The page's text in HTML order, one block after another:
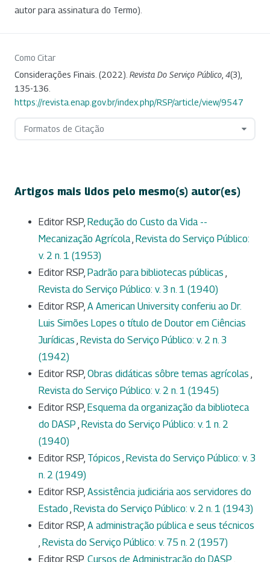
autor para assinatura do Termo).
Como Citar
Considerações Finais. (2022). Revista Do Serviço Público 4(3),
135-136.
https://revista.enap.gov.br/index.php/RSP/article/view/9547
Formatos de Citação
Artigos mais lidos pelo mesmo(s) autor(es)
Editor RSP, Redução do Custo da Vida --
Mecanização Agrícola, Revista do Serviço Público:
v. 2 n. 1 (1953)
Editor RSP, Padrão para bibliotecas públicas ,
Revista do Serviço Público: v. 3 n. 1 (1940)
Editor RSP, A American University conferiu ao Dr.
Luis Simões Lopes o título de Doutor em Ciências
Jurídicas , Revista do Serviço Público: v. 2 n. 3
(1942)
Editor RSP, Obras didáticas sôbre temas agrícolas ,
Revista do Serviço Público: v. 2 n. 1 (1945)
Editor RSP, Esquema da organização da biblioteca
do DASP , Revista do Serviço Público: v. 1 n. 2
(1940)
Editor RSP, Tópicos , Revista do Serviço Público: v. 3
n. 2 (1949)
Editor RSP, Assistência judiciária aos servidores do
Estado , Revista do Serviço Público: v. 2 n. 1 (1943)
Editor RSP, A administração pública e seus técnicos
, Revista do Serviço Público: v. 75 n. 2 (1957)
Editor RSP, Cursos de Administração do DASP ,